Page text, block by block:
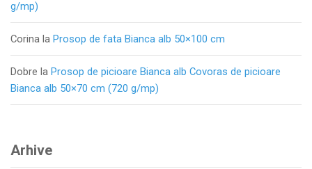
g/mp)
Corina la Prosop de fata Bianca alb 50×100 cm
Dobre la Prosop de picioare Bianca alb Covoras de picioare
Bianca alb 50×70 cm (720 g/mp)
Arhive